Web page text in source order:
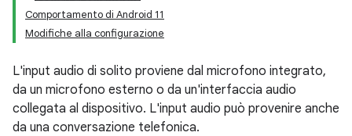
Comportamento di Android 11
Modifiche alla configurazione
L'input audio di solito proviene dal microfono integrato,
da un microfono esterno o da un'interfaccia audio
collegata al dispositivo. L'input audio può provenire anche
da una conversazione telefonica.